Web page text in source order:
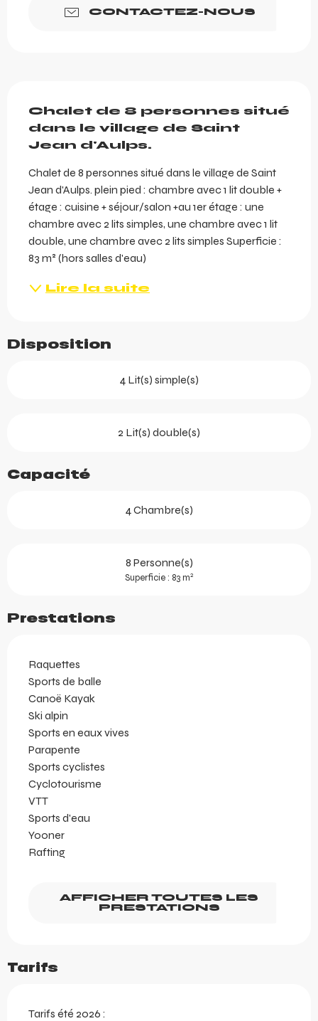
CONTACTEZ-NOUS
Chalet de 8 personnes situé
dans le village de Saint
Jean d'Aulps.
Chalet de 8 personnes situé dans le village de Saint
Jean d'Aulps. plein pied : chambre avec 1 lit double +
étage : cuisine + séjour/salon +au 1er étage : une
chambre avec 2 lits simples, une chambre avec 1 lit
double, une chambre avec 2 lits simples Superficie :
83 m² (hors salles d'eau)
Lire la suite
Disposition
4 Lit(s) simple(s)
2 Lit(s) double(s)
Capacité
4 Chambre(s)
8 Personne(s)
Superficie : 83 m2
Prestations
Raquettes
Sports de balle
Canoë Kayak
Ski alpin
Sports en eaux vives
Parapente
Sports cyclistes
Cyclotourisme
VTT
Sports d'eau
Yooner
Rafting
AFFICHER TOUTES LES
PRESTATIONS
Tarifs
Tarifs été 2026 :